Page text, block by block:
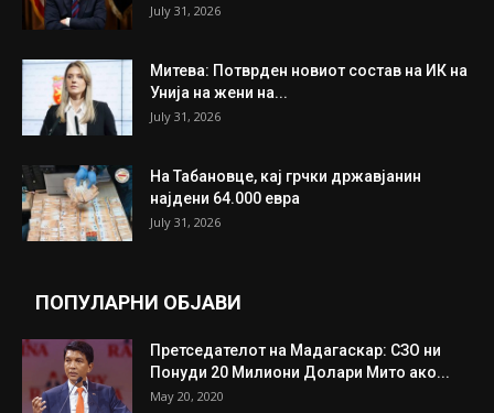
July 31, 2026
Митева: Потврден новиот состав на ИК на
Унија на жени на...
July 31, 2026
На Табановце, кај грчки државјанин
најдени 64.000 евра
July 31, 2026
ПОПУЛАРНИ ОБЈАВИ
Претседателот на Мадагаскар: СЗО ни
Понуди 20 Милиони Долари Мито ако...
May 20, 2020